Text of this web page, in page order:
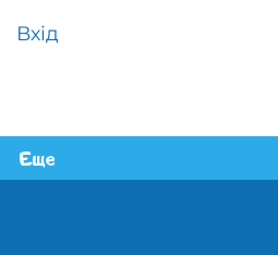
Вхід
Еще